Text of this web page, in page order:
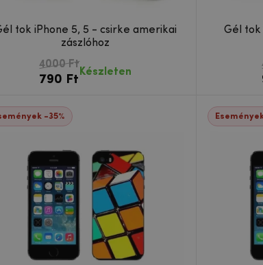
tok iPhone 5, 5 - csirke amerikai
zászlóhoz
4000 Ft
790 Ft
Készleten
Gél tok
-35%